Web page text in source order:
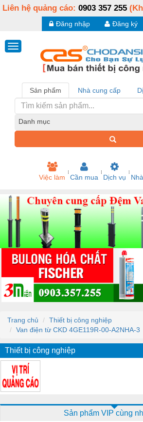
Liên hệ quảng cáo: 0903 357 255
Đăng ký
Đăng nhập
Sản phẩm Nhà cung cấp
Danh mục
Việc làm Cần mua Dịch vụ
Trang chủ
Thiết bị công nghiệp
Van điện từ CKD 4GE119R-00-A2NHA-3
Thiết bị công nghiệp
Sản phẩm VIP cùng